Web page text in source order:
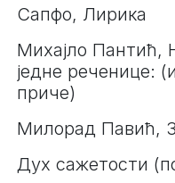
Сапфо, Лирика
Михајло Пантић,
једне реченице:
приче)
Милорад Павић,
Дух сажетости